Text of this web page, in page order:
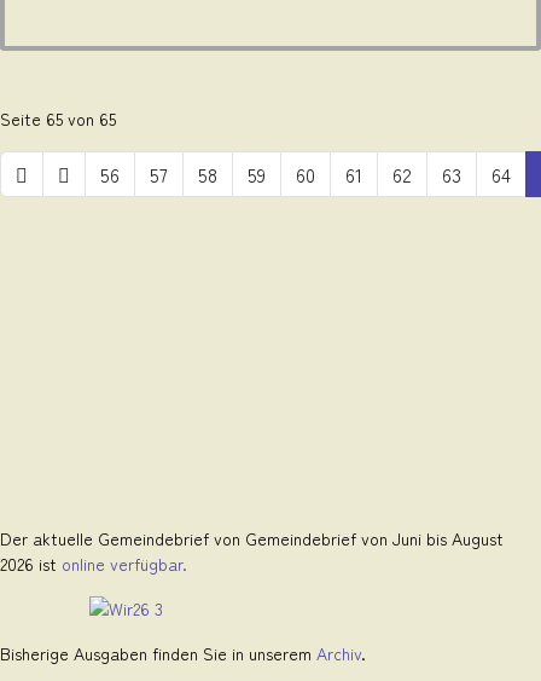
Seite 65 von 65
56 57 58 59 60 61 62 63 64
Der aktuelle Gemeindebrief von Gemeindebrief von Juni bis August
2026 ist online verfügbar.
Bisherige Ausgaben finden Sie in unserem Archiv.